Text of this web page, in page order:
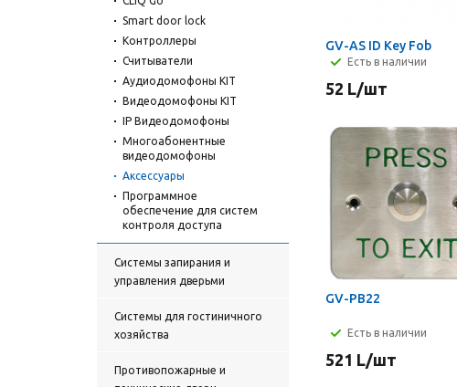
Smart door lock
Контроллеры
Считыватели
Аудиодомофоны KIT
Видеодомофоны KIT
IP Видеодомофоны
Многоабонентные
видеодомофоны
Аксессуары
Программное
обеспечение для систем
контроля доступа
Cистемы запирания и
управления дверьми
Системы для гостиничного
хозяйства
Противопожарные и
GV-AS ID Key Fob
Есть в наличии
52 L/шт
GV-PB22
Есть в наличии
521 L/шт